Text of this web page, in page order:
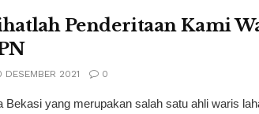
Penderitaan Kami
2021 0
Bekasi yang merupakan salah satu ahli waris